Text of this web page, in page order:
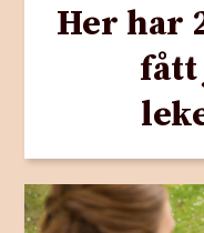
Her har
fått